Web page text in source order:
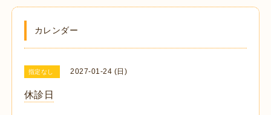
カレンダー
指定なし 2027-01-24 (日)
休診日